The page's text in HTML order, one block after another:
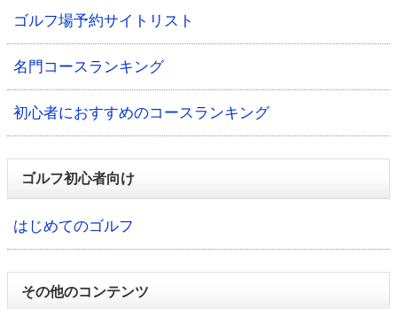
ゴルフ場予約サイトリスト
名門コースランキング
初心者におすすめのコースランキング
ゴルフ初心者向け
はじめてのゴルフ
その他のコンテンツ